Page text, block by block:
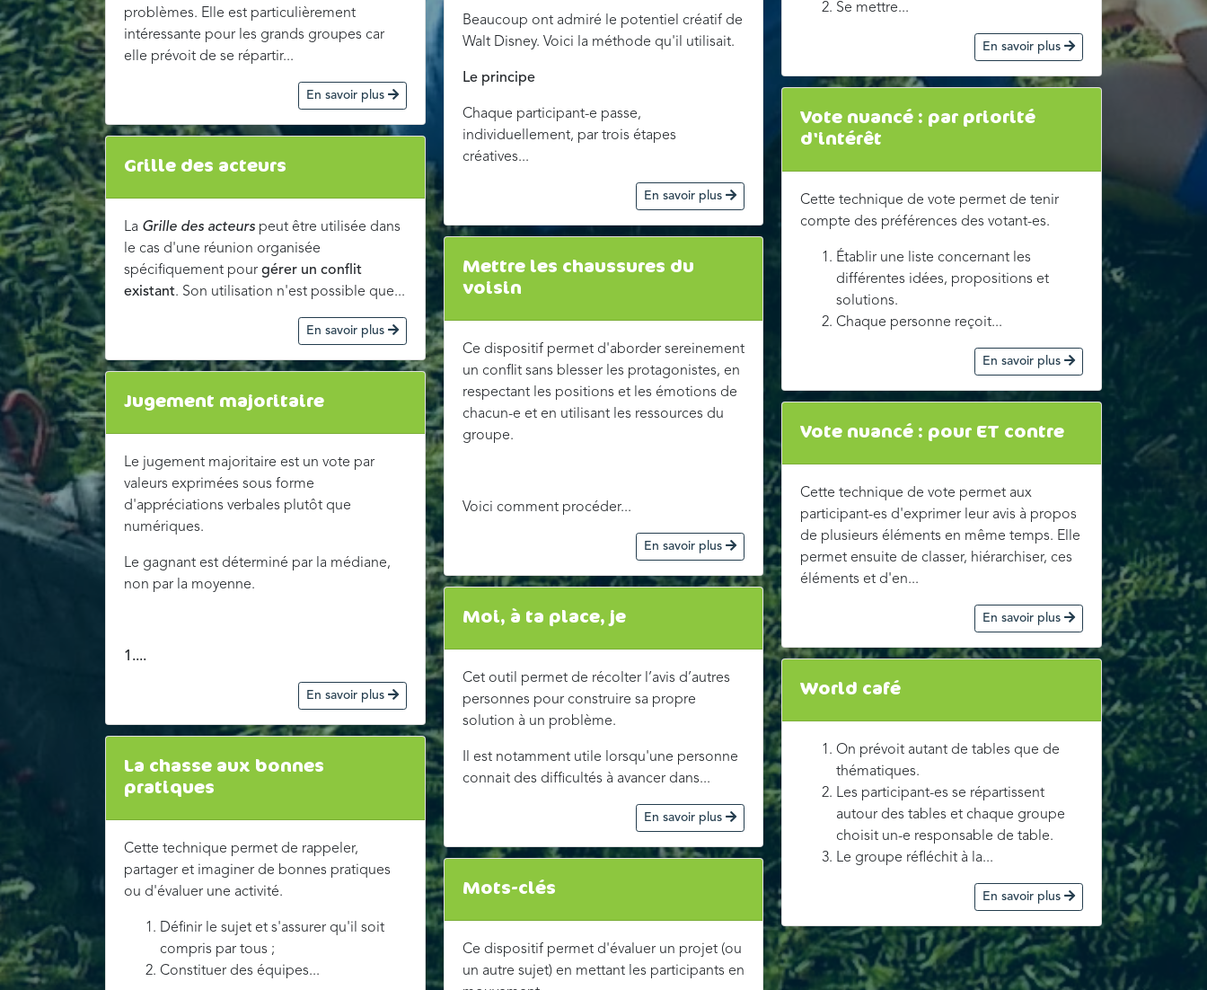
problèmes. Elle est particulièrement
intéressante pour les grands groupes car
elle prévoit de se répartir...
En savoir plus
Grille des acteurs
La Grille des acteurs peut être utilisée dans
le cas d'une réunion organisée
spécifiquement pour gérer un conflit
existant. Son utilisation n'est possible que...
En savoir plus
Jugement majoritaire
Le jugement majoritaire est un vote par
valeurs exprimées sous forme
d'appréciations verbales plutôt que
numériques.
Le gagnant est déterminé par la médiane,
non par la moyenne.
1....
En savoir plus
La chasse aux bonnes
pratiques
Cette technique permet de rappeler,
partager et imaginer de bonnes pratiques
ou d'évaluer une activité.
Définir le sujet et s'assurer qu'il soit
compris par tous ;
Constituer des équipes...
Beaucoup ont admiré le potentiel créatif de
Walt Disney. Voici la méthode qu'il utilisait.
Le principe
Chaque participant-e passe,
individuellement, par trois étapes
créatives...
En savoir plus
Mettre les chaussures du
voisin
Ce dispositif permet d'aborder sereinement
un conflit sans blesser les protagonistes, en
respectant les positions et les émotions de
chacun-e et en utilisant les ressources du
groupe.
Voici comment procéder...
En savoir plus
Moi, à ta place, je
Cet outil permet de récolter l’avis d’autres
personnes pour construire sa propre
solution à un problème.
Il est notamment utile lorsqu'une personne
connait des difficultés à avancer dans...
En savoir plus
Mots-clés
Ce dispositif permet d'évaluer un projet (ou
un autre sujet) en mettant les participants en
Se mettre...
En savoir plus
Vote nuancé : par priorité
d'intérêt
Cette technique de vote permet de tenir
compte des préférences des votant-es.
Établir une liste concernant les
différentes idées, propositions et
solutions.
Chaque personne reçoit...
En savoir plus
Vote nuancé : pour ET contre
Cette technique de vote permet aux
participant-es d'exprimer leur avis à propos
de plusieurs éléments en même temps. Elle
permet ensuite de classer, hiérarchiser, ces
éléments et d'en...
En savoir plus
World café
On prévoit autant de tables que de
thématiques.
Les participant-es se répartissent
autour des tables et chaque groupe
choisit un-e responsable de table.
Le groupe réfléchit à la...
En savoir plus